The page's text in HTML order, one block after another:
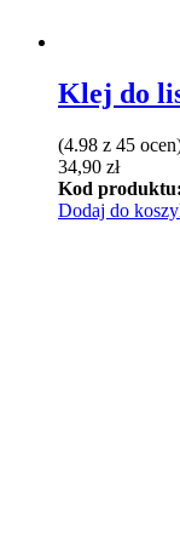
Klej do
(4.98 z 45
34,90 zł
Kod produktu:
Dodaj do